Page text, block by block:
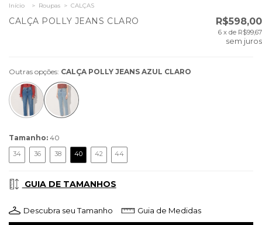
Início > Roupas > CALÇAS
CALÇA POLLY JEANS CLARO R$598,00
6 x de R$99,67
sem juros
Outras opções: CALÇA POLLY JEANS AZUL CLARO
Tamanho: 40
34 36 38 40 42 44
GUIA DE TAMANHOS
Descubra seu Tamanho Guia de Medidas